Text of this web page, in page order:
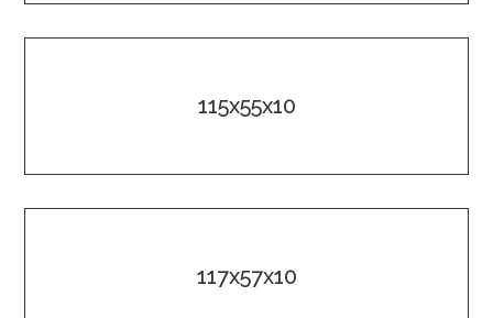
115x55x10
117x57x10